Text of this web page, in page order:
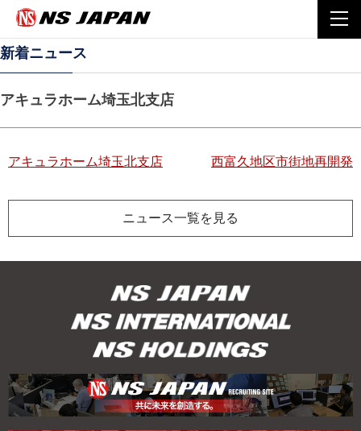
Home
新着ニュース
アキュラホーム埼玉北支店
投
稿
ョ
ン
アキュラホーム埼玉北支店 西富久地区市街地再開発
ニュース一覧を見る